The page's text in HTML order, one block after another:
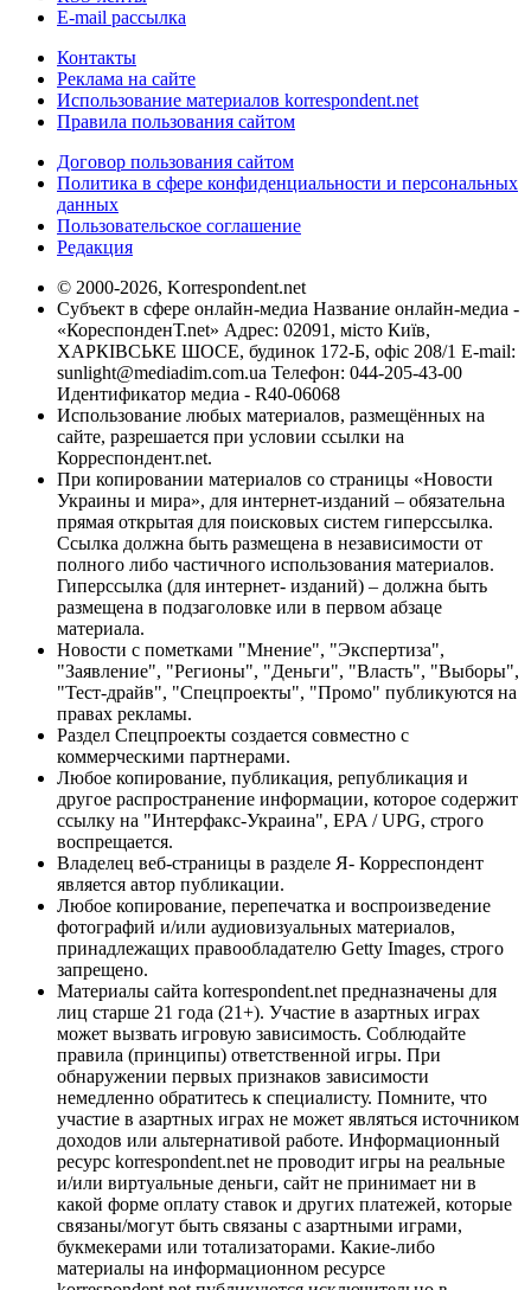
E-mail рассылка
Контакты
Реклама на сайте
Использование материалов korrespondent.net
Правила пользования сайтом
Договор пользования сайтом
Политика в сфере конфиденциальности и персональных
данных
Пользовательское соглашение
Редакция
© 2000-2026, Korrespondent.net
Субъект в сфере онлайн-медиа Название онлайн-медиа -
«КореспонденТ.net» Адрес: 02091, місто Київ,
ХАРКІВСЬКЕ ШОСЕ, будинок 172-Б, офіс 208/1 E-mail:
sunlight@mediadim.com.ua Телефон: 044-205-43-00
Идентификатор медиа - R40-06068
Использование любых материалов, размещённых на
сайте, разрешается при условии ссылки на
Корреспондент.net.
При копировании материалов со страницы «Новости
Украины и мира», для интернет-изданий – обязательна
прямая открытая для поисковых систем гиперссылка.
Ссылка должна быть размещена в независимости от
полного либо частичного использования материалов.
Гиперссылка (для интернет- изданий) – должна быть
размещена в подзаголовке или в первом абзаце
материала.
Новости с пометками "Мнение", "Экспертиза",
"Заявление", "Регионы", "Деньги", "Власть", "Выборы",
"Тест-драйв", "Спецпроекты", "Промо" публикуются на
правах рекламы.
Раздел Спецпроекты создается совместно с
коммерческими партнерами.
Любое копирование, публикация, републикация и
другое распространение информации, которое содержит
ссылку на "Интерфакс-Украина", EPA / UPG, строго
воспрещается.
Владелец веб-страницы в разделе Я- Корреспондент
является автор публикации.
Любое копирование, перепечатка и воспроизведение
фотографий и/или аудиовизуальных материалов,
принадлежащих правообладателю Getty Images, строго
запрещено.
Материалы сайта korrespondent.net предназначены для
лиц старше 21 года (21+). Участие в азартных играх
может вызвать игровую зависимость. Соблюдайте
правила (принципы) ответственной игры. При
обнаружении первых признаков зависимости
немедленно обратитесь к специалисту. Помните, что
участие в азартных играх не может являться источником
доходов или альтернативой работе. Информационный
ресурс korrespondent.net не проводит игры на реальные
и/или виртуальные деньги, сайт не принимает ни в
какой форме оплату ставок и других платежей, которые
связаны/могут быть связаны с азартными играми,
букмекерами или тотализаторами. Какие-либо
материалы на информационном ресурсе